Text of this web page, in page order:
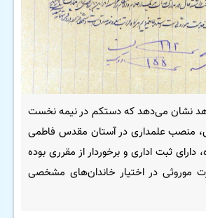
نشان می‌دهد که دستکم در نیمه نخست
منصب علمداری در آستان مقدس فاطمی
ثبت اداری و برخوردار از مقرری بوده
موروثی در اختیار خاندان‌های مشخصی